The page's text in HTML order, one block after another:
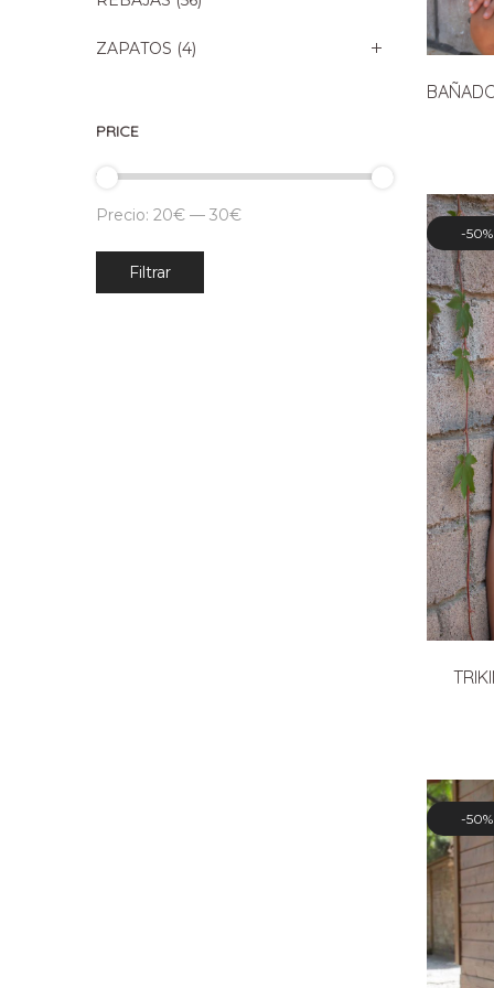
50%
50%
ZAPATOS (4)
PRICE
Precio
mínimo
Precio
máximo
Filtrar
Precio: 20€ — 30€